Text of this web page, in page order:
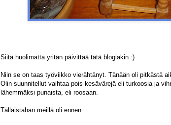
Siitä huolimatta yritän päivittää tätä blogiakin :)
Niin se on taas työviikko vierähtänyt. Tänään oli pitkästä
Olin suunnitellut vaihtaa pois kesävärejä eli turkoosia ja
lähemmäksi punaista, eli roosaan.
Tällaistahan meillä oli ennen.